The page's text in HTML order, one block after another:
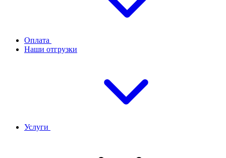
Оплата
Наши отгрузки
Услуги